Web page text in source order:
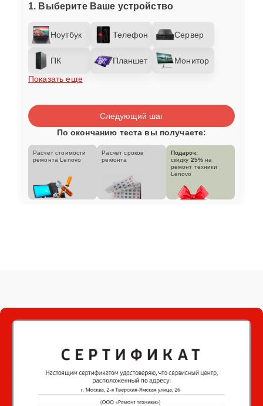
1. Выберите Ваше устройство
Ноутбук Телефон Сервер
ПК Планшет
Монитор
Показать еще
Следующий шаг
По окончанию теста вы получаете:
Расчет стоимости
ремонта Lenovo
Расчет сроков
ремонта
Подарок:
скидку 25% на
ремонт техники
Lenovo